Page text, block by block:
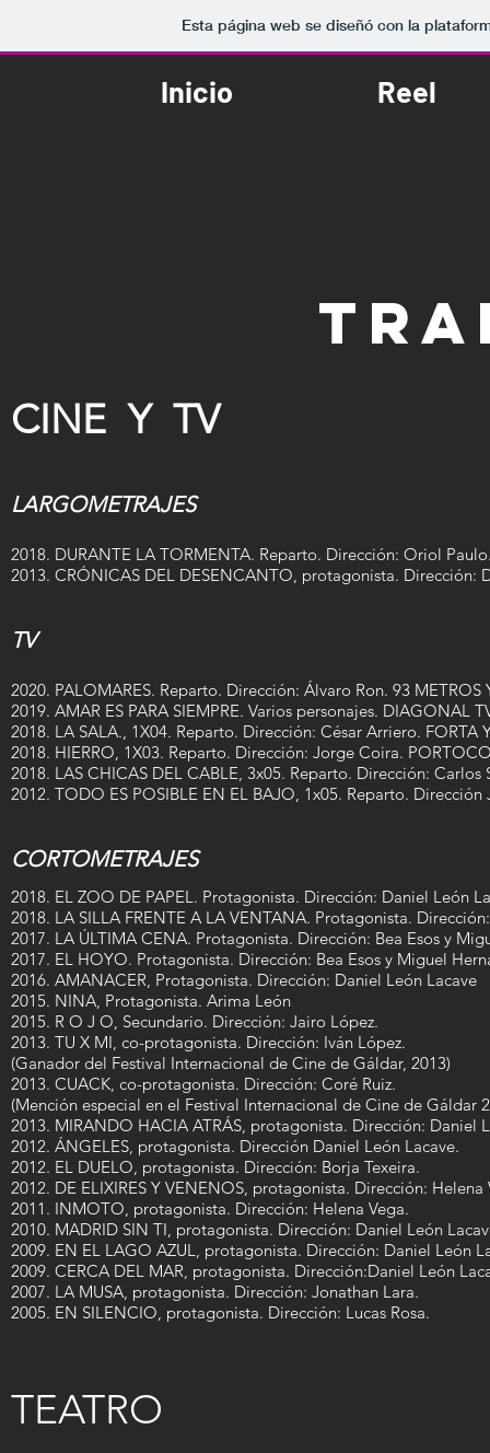
Esta página web se diseñó con la
Inicio Reel
CINE Y TV
LARGOMETRAJES
2018. DURANTE LA TORMENTA. Reparto. Dirección: Oriol
2013. CRÓNICAS DEL DESENCANTO, protagonista. Dirección:
TV
2020. PALOMARES. Reparto. Dirección: Álvaro Ron. 93 METROS
2019. AMAR ES PARA SIEMPRE. Varios personajes. DIAGONAL
2018. LA SALA., 1X04. Reparto. Dirección: César Arriero. FORTA
2018. HIERRO, 1X03. Reparto. Dirección: Jorge Coira.
2018. LAS CHICAS DEL CABLE, 3x05. Reparto. Dirección:
2012. TODO ES POSIBLE EN EL BAJO, 1x05. Reparto.
CORTOMETRAJES
2018. EL ZOO DE PAPEL. Protagonista. Dirección: Daniel León
2018. LA SILLA FRENTE A LA VENTANA. Protagonista.
2017. LA ÚLTIMA CENA. Protagonista. Dirección: Bea Esos y
2017. EL HOYO. Protagonista. Dirección: Bea Esos y Miguel
2016. AMANACER, Protagonista. Dirección: Daniel León Lacave
2015. NINA, Protagonista. Arima León
2015. R O J O, Secundario. Dirección: Jairo López.
2013. TU X MI, co-protagonista. Dirección: Iván López.
(Ganador del Festival Internacional de Cine de Gáldar, 2013)
2013. CUACK, co-protagonista. Dirección: Coré Ruiz.
(Mención especial en el Festival Internacional de Cine de Gáldar
2013. MIRANDO HACIA ATRÁS, protagonista. Dirección: Daniel
2012. ÁNGELES, protagonista. Dirección Daniel León Lacave.
2012. EL DUELO, protagonista. Dirección: Borja Texeira.
2012. DE ELIXIRES Y VENENOS, protagonista. Dirección: Helena
2011. INMOTO, protagonista. Dirección: Helena Vega.
2010. MADRID SIN TI, protagonista. Dirección: Daniel León
2009. EN EL LAGO AZUL, protagonista. Dirección: Daniel León
2009. CERCA DEL MAR, protagonista. Dirección:Daniel León
2007. LA MUSA, protagonista. Dirección: Jonathan Lara.
2005. EN SILENCIO, protagonista. Dirección: Lucas Rosa.
TEATRO